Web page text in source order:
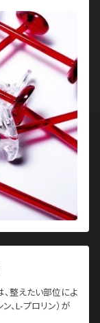
整えたい部位によ
、L-プロリン）が